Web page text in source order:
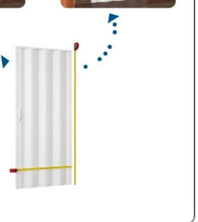
bianco con lastra in acrilico effetto
da 70 a 105 cm e alta 185 cm.
e facile da pulire, ideale
bagno con funzionalità e stile.